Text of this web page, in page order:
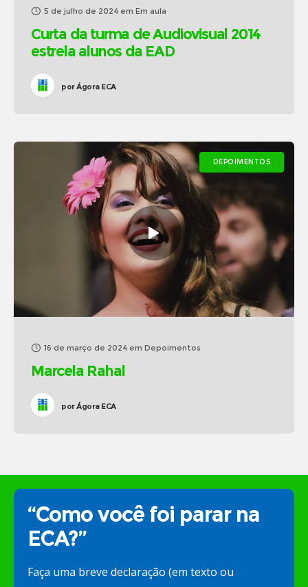
5 de julho de 2024 em Em aula
Curta da turma de Audiovisual 2014
estrela alunos da EAD
porÁgora ECA
DEPOIMENTOS
16 de março de 2024 em Depoimentos
Marcela Rahal
porÁgora ECA
“Como você foi parar na
ECA?”
Faça uma breve declaração (em texto ou